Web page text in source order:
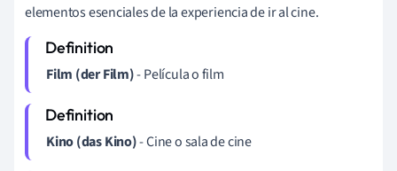
elementos esenciales de la experiencia de ir al cine.
Film (der Film)- Película o film
Kino (das Kino)- Cine o sala de cine